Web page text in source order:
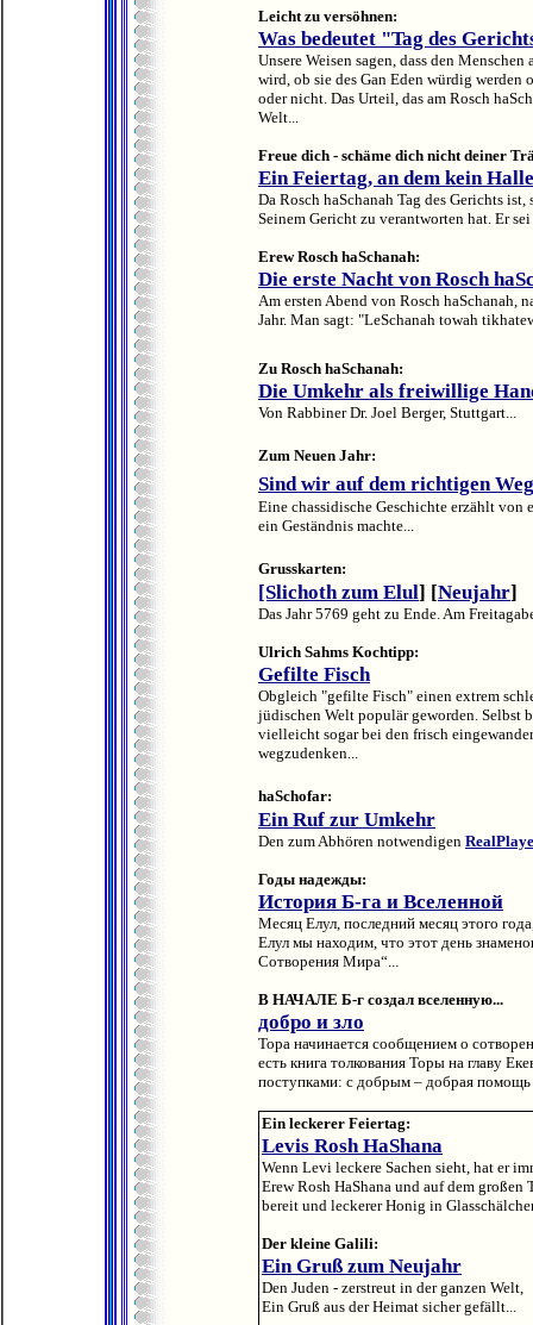
Leicht zu versöhnen:
Was bedeutet "Tag des
Unsere Weisen sagen, dass den
wird, ob sie des Gan Eden würdig
oder nicht. Das Urteil, das am Rosch
Welt...
Freue dich - schäme dich nicht deiner
Ein Feiertag, an dem kein
Da Rosch haSchanah Tag des Gerichts
Seinem Gericht zu verantworten hat. Er
Erew Rosch haSchanah:
Die erste Nacht von Rosch
Am ersten Abend von Rosch haSchanah,
Jahr. Man sagt: "LeSchanah towah
Zu Rosch haSchanah:
Die Umkehr als freiwillige
Von Rabbiner Dr. Joel Berger, Stuttgart...
Zum Neuen Jahr:
Sind wir auf dem richtigen
Eine chassidische Geschichte erzählt
ein Geständnis machte...
Grusskarten:
[Slichoth zum Elul] [Neujahr]
Das Jahr 5769 geht zu Ende. Am
Ulrich Sahms Kochtipp:
Gefilte Fisch
Obgleich "gefilte Fisch" einen extrem
jüdischen Welt populär geworden. Selbst
vielleicht sogar bei den frisch
wegzudenken...
haSchofar:
Ein Ruf zur Umkehr
Den zum Abhören notwendigen
Годы надежды:
История Б-га и Вселенной
Месяц Елул, последний месяц этого
Елул мы находим, что этот день
Сотворения Мира“...
В НАЧАЛЕ Б-г создал вселенную...
добро и зло
Тора начинается сообщением о
есть книга толкования Торы на главу
поступками: с добрым – добрая помощь
Ein leckerer Feiertag:
Levis Rosh HaShana
Wenn Levi leckere Sachen sieht, hat er
Erew Rosh HaShana und auf dem
bereit und leckerer Honig in
Der kleine Galili:
Ein Gruß zum Neujahr
Den Juden - zerstreut in der ganzen Welt,
Ein Gruß aus der Heimat sicher gefällt...